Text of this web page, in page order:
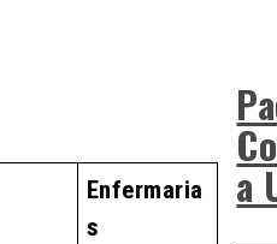
Enfermaria
s
a